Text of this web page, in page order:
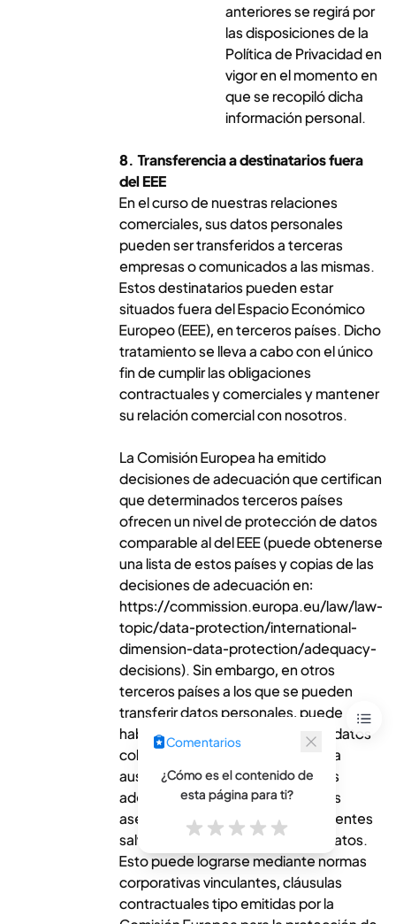
anteriores se regirá por
las disposiciones de la
Política de Privacidad en
vigor en el momento en
que se recopiló dicha
información personal.
8. Transferencia a destinatarios fuera
del EEE
En el curso de nuestras relaciones
comerciales, sus datos personales
pueden ser transferidos a terceras
empresas o comunicados a las mismas.
Estos destinatarios pueden estar
situados fuera del Espacio Económico
Europeo (EEE), en terceros países. Dicho
tratamiento se lleva a cabo con el único
fin de cumplir las obligaciones
contractuales y comerciales y mantener
su relación comercial con nosotros.
La Comisión Europea ha emitido
decisiones de adecuación que certifican
que determinados terceros países
ofrecen un nivel de protección de datos
comparable al del EEE (puede obtenerse
una lista de estos países y copias de las
decisiones de adecuación en:
https://commission.europa.eu/law/law-
topic/data-protection/international-
dimension-data-protection/adequacy-
decisions). Sin embargo, en otros
terceros países a los que se pueden
transferir datos personales, puede
haber una falta de protección de datos
coherente de alto nivel debido a la
ausencia de disposiciones legales
adecuadas. Si este es el caso, nos
aseguramos de que existan suficientes
salvaguardias de protección de datos.
Esto puede lograrse mediante normas
corporativas vinculantes, cláusulas
contractuales tipo emitidas por la
Comentarios
¿Cómo es el contenido de
esta página para ti?
¿Cómo
contenido
de
esta
página
para